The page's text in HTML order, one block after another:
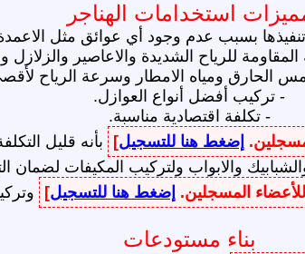
استخدامات الهناجر
بسبب عدم وجود أي عوائق مثل
للرياح الشديدة والاعاصير والزلازل
الحارق ومياه الامطار وسرعة الرياح
- تركيب أفضل أنواع العوازل.
- تكلفة اقتصادية مناسبة.
إضغط هنا للتسجيل]
بأنه قليل
والابواب ولتركيب المكيفات لضمان
المسجلين. إضغط هنا للتسجيل]
بناء مستودعات